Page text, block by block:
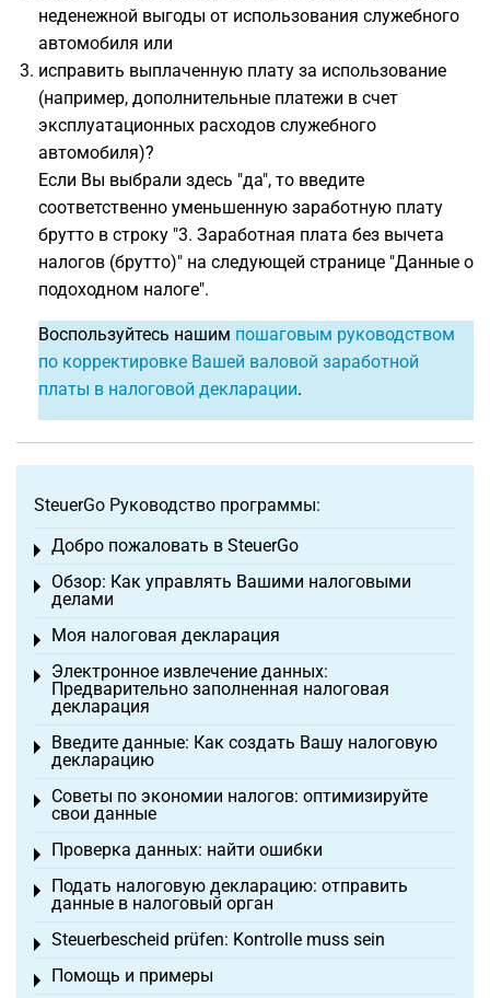
неденежной выгоды от использования служебного
автомобиля или
исправить выплаченную плату за использование
(например, дополнительные платежи в счет
эксплуатационных расходов служебного
автомобиля)?
Если Вы выбрали здесь "да", то введите
соответственно уменьшенную заработную плату
брутто в строку "3. Заработная плата без вычета
налогов (брутто)" на следующей странице "Данные о
подоходном налоге".
Воспользуйтесь нашим пошаговым руководством
по корректировке Вашей валовой заработной
платы в налоговой декларации.
SteuerGo Руководство программы:
Добро пожаловать в SteuerGo
Toggle menu
Обзор: Как управлять Вашими налоговыми
делами
Toggle menu
Моя налоговая декларация
Toggle menu
Электронное извлечение данных:
Предварительно заполненная налоговая
декларация
Toggle menu
Введите данные: Как создать Вашу налоговую
декларацию
Toggle menu
Советы по экономии налогов: оптимизируйте
свои данные
Toggle menu
Проверка данных: найти ошибки
Toggle menu
Подать налоговую декларацию: отправить
данные в налоговый орган
Toggle menu
Steuerbescheid prüfen: Kontrolle muss sein
Toggle menu
Помощь и примеры
Toggle menu